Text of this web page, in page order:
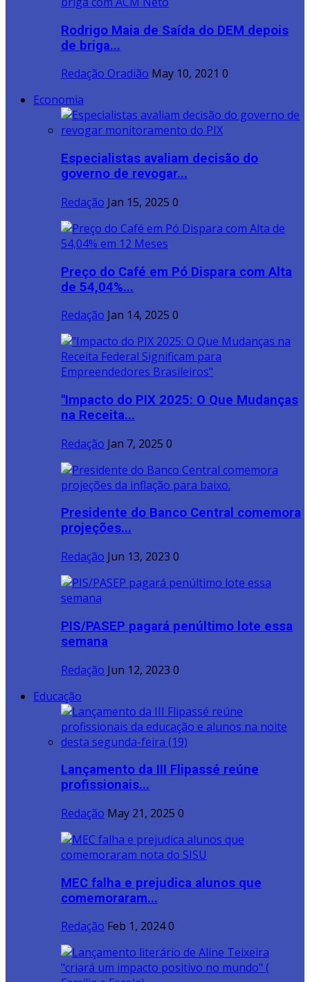
Rodrigo Maia de Saída do DEM depois
de briga...
Redação Oradião May 10, 2021 0
Economia
Especialistas avaliam decisão do
governo de revogar...
Redação Jan 15, 2025 0
Preço do Café em Pó Dispara com Alta
de 54,04%...
Redação Jan 14, 2025 0
"Impacto do PIX 2025: O Que Mudanças
na Receita...
Redação Jan 7, 2025 0
Presidente do Banco Central comemora
projeções...
Redação Jun 13, 2023 0
PIS/PASEP pagará penúltimo lote essa
semana
Redação Jun 12, 2023 0
Educação
Lançamento da III Flipassé reúne
profissionais...
Redação May 21, 2025 0
MEC falha e prejudica alunos que
comemoraram...
Redação Feb 1, 20240